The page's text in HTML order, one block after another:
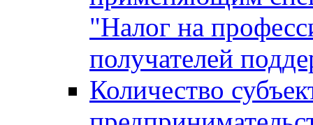
"Налог на
получателей
Количество